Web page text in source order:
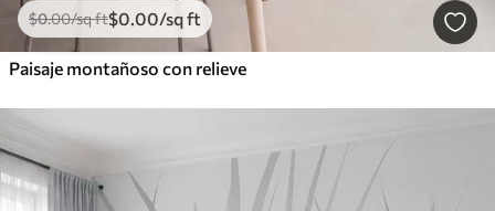
$0.00/sq ft$0 .00/sq ft
Paisaje montañoso con relieve